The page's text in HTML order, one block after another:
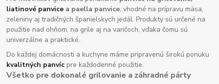
liatinové panvice a paella panvice, vhodné na prípravu mäsa,
zeleniny aj tradičných španielskych jedál. Produkty sú určené na
použitie nad ohňom, na grile aj na varičoch, vďaka čomu sú
univerzálne a praktické.
Do každej domácnosti a kuchyne máme pripravenú širokú ponuku
kvalitných panvíc pre každodenné použitie.
Všetko pre dokonalé grilovanie a záhradné párty